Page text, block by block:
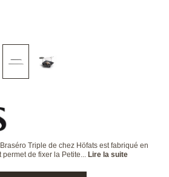
Triple de chez Höfats est fabriqué en
de fixer la Petite... Lire la suite